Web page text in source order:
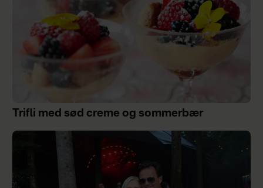
Trifli med sød creme og sommerbær